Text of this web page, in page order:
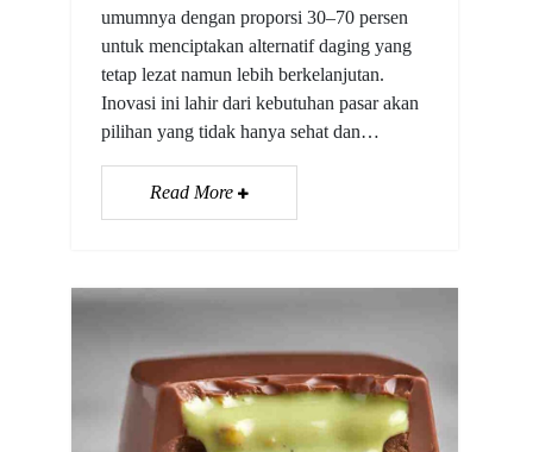
umumnya dengan proporsi 30–70 persen
untuk menciptakan alternatif daging yang
tetap lezat namun lebih berkelanjutan.
Inovasi ini lahir dari kebutuhan pasar akan
pilihan yang tidak hanya sehat dan…
Read More